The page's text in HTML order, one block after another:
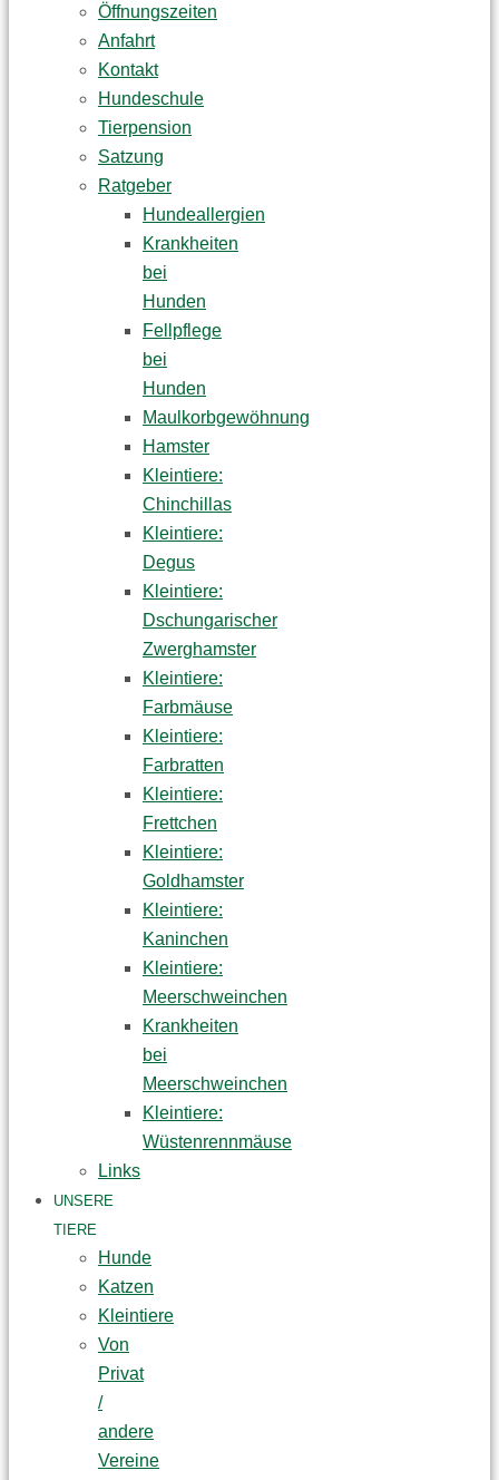
Öffnungszeiten
Anfahrt
Kontakt
Hundeschule
Tierpension
Satzung
Ratgeber
Hundeallergien
Krankheiten
bei
Hunden
Fellpflege
bei
Hunden
Maulkorbgewöhnung
Hamster
Kleintiere:
Chinchillas
Kleintiere:
Degus
Kleintiere:
Dschungarischer
Zwerghamster
Kleintiere:
Farbmäuse
Kleintiere:
Farbratten
Kleintiere:
Frettchen
Kleintiere:
Goldhamster
Kleintiere:
Kaninchen
Kleintiere:
Meerschweinchen
Krankheiten
bei
Meerschweinchen
Kleintiere:
Wüstenrennmäuse
Links
UNSERE
TIERE
Hunde
Katzen
Kleintiere
Von
Privat
/
andere
Vereine